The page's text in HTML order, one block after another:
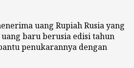
uang Rupiah Rusia yang
baru berusia edisi tahun
penukarannya dengan